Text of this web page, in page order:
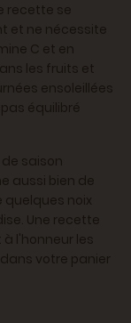
recette se
et ne nécessite
C et en
les fruits et
ensoleillées
équilibré
saison
aussi bien de
noix
Une recette
l'honneur les
votre panier